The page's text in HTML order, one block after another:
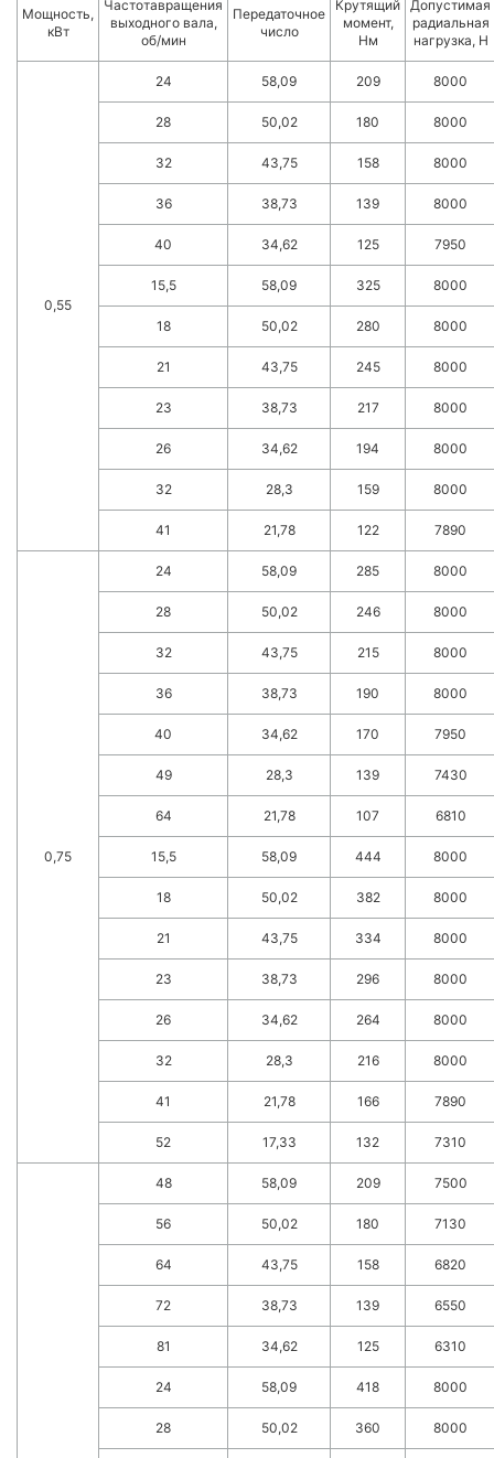
Мощность,
кВт
Частотавращения
выходного вала,
об/мин
Передаточное
число
Крутящий
момент,
Нм
Допустимая
радиальная
нагрузка, Н
0,55
24 58,09 209 8000
28 50,02 180 8000
32 43,75 158 8000
36 38,73 139 8000
40 34,62 125 7950
15,5 58,09 325 8000
18 50,02 280 8000
21 43,75 245 8000
23 38,73 217 8000
26 34,62 194 8000
32 28,3 159 8000
41 21,78 122 7890
0,75
24 58,09 285 8000
28 50,02 246 8000
32 43,75 215 8000
36 38,73 190 8000
40 34,62 170 7950
49 28,3 139 7430
64 21,78 107 6810
15,5 58,09 444 8000
18 50,02 382 8000
21 43,75 334 8000
23 38,73 296 8000
26 34,62 264 8000
32 28,3 216 8000
41 21,78 166 7890
52 17,33 132 7310
48 58,09 209 7500
56 50,02 180 7130
64 43,75 158 6820
72 38,73 139 6550
81 34,62 125 6310
24 58,09 418 8000
28 50,02 360 8000